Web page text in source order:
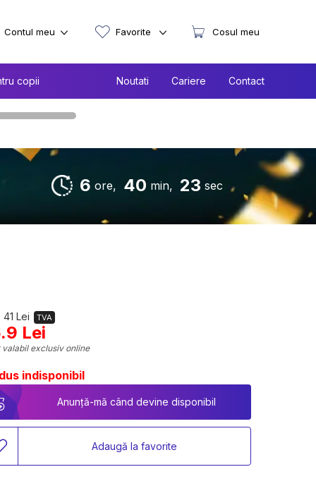
copii Noutati Cariere Contact
Contul meu Favorite Cosul meu
6 ore, 40 min, 22 sec
41 Lei TVA
Lei
valabil exclusiv online
indisponibil
Anunță-mă când devine disponibil
Adaugă la favorite